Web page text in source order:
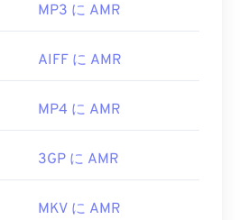
MP3 に AMR
AIFF に AMR
MP4 に AMR
3GP に AMR
MKV に AMR